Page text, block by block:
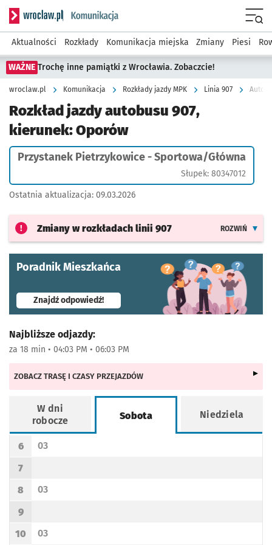
Serwis informacyjny wroclaw.pl podserwis: Komunikacja
Aktualności Rozkłady Komunikacja miejska Zmiany Piesi
WAŻNE Trochę inne pamiątki z Wrocławia. Zobaczcie!
wroclaw.pl Komunikacja Rozkłady jazdy MPK Linia 907
Rozkład jazdy autobusu 907,
kierunek: Oporów
Przystanek Pietrzykowice - Sportowa/Główna
Słupek: 80347012
Ostatnia aktualizacja: 09.03.2026
Zmiany w rozkładach linii 907 ROZWIŃ
Poradnik Mieszkańca
Znajdź odpowiedź!- otworzy się w nowej karcie
Najbliższe odjazdy:
za 18 min • 04:03 PM • 06:03 PM
ZOBACZ TRASĘ I CZASY PRZEJAZDÓW
W dni
robocze
Sobota Niedziela
Rozkład jazdy -
Godzina odjazdu
6
Odjazd
03
minut po godzinie 6
Godzina odjazdu
7
Godzina odjazdu
8
Odjazd
03
minut po godzinie 8
Godzina odjazdu
9
Godzina odjazdu
10
Odjazd
03
minut po godzinie 10